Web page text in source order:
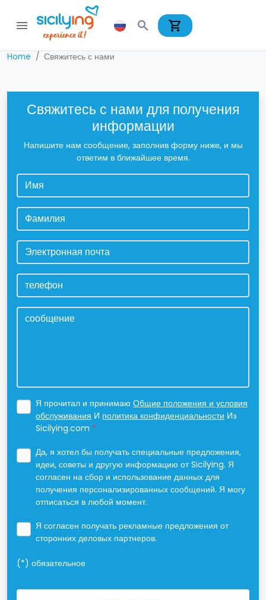
menu search shopping_cart
Home Свяжитесь с нами
Свяжитесь с нами для получения
информации
Напишите нам сообщение, заполнив форму ниже, и мы
ответим в ближайшее время.
Имя*
Фамилия*
Электронная почта*
телефон
сообщение*
Я прочитал и принимаю Общие положения и условия
обслуживания И политика конфиденциальности Из
Sicilying.com *
Да, я хотел бы получать специальные предложения,
идеи, советы и другую информацию от Sicilying. Я
согласен на сбор и использование данных для
получения персонализированных сообщений. Я могу
отписаться в любой момент.
Я согласен получать рекламные предложения от
сторонних деловых партнеров.
(*) обязательное